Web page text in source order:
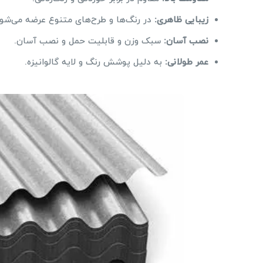
زیبایی ظاهری: در رنگ‌ها و طرح‌های متنوع عرضه
نصب آسان: سبک وزن و قابلیت حمل و نصب آسان.
عمر طولانی: به دلیل پوشش رنگ و لایه گالوانیزه.